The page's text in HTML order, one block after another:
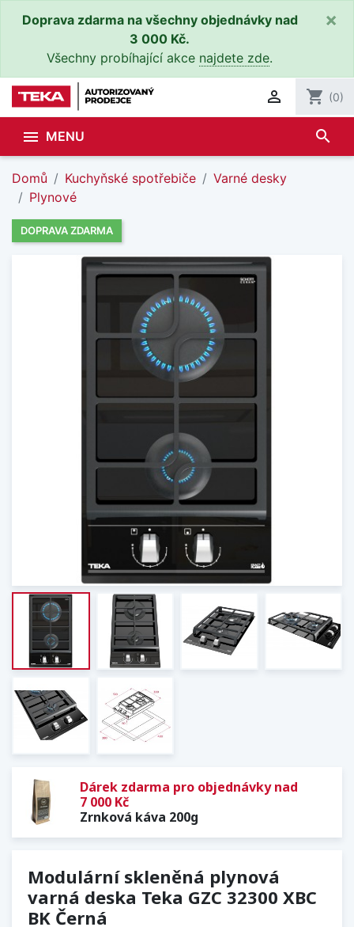
Doprava zdarma na všechny objednávky nad
3 000 Kč.
Všechny probíhající akce najdete zde.
×
 shopping_cart (0)
 MENU search
Domů Kuchyňské spotřebiče
Varné desky
Plynové
DOPRAVA ZDARMA
Dárek zdarma pro objednávky nad
7 000 Kč
Zrnková káva 200g
Modulární skleněná plynová
varná deska Teka GZC 32300 XBC
BK Černá